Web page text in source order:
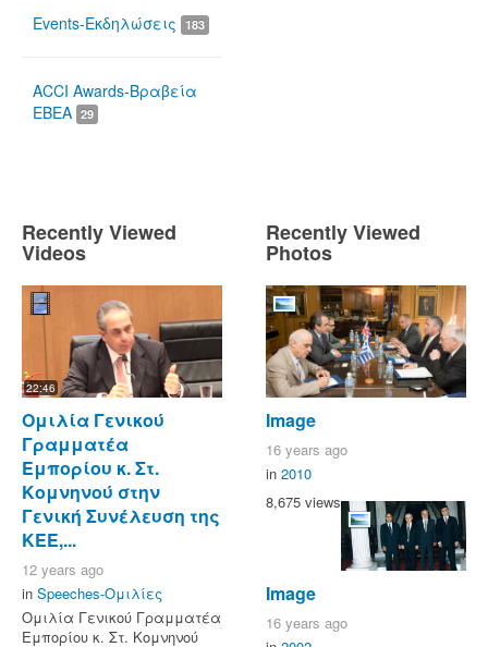
Events-Εκδηλώσεις 183
ACCI Awards-Βραβεία
ΕΒΕΑ 29
Recently Viewed
Videos
22:46
Ομιλία Γενικού
Γραμματέα
Εμπορίου κ. Στ.
Κομνηνού στην
Γενική Συνέλευση της
ΚΕΕ,...
12 years ago
in Speeches-Ομιλίες
Ομιλία Γενικού Γραμματέα
Εμπορίου κ. Στ. Κομνηνού
Recently Viewed
Photos
Image
16 years ago
in 2010
8,675 views
Image
16 years ago